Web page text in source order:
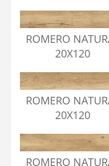
ROMERO
20X120
ROMERO
20X120
ROMERO